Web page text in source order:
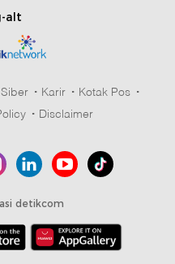
Karir
Kotak Pos
Disclaimer
detikcom